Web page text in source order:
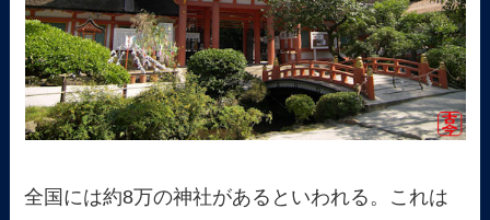
全国には約8万の神社があるといわれる。これは